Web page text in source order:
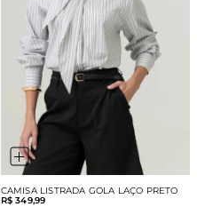
CAMISA LISTRADA GOLA LAÇO PRETO
R$ 349,99